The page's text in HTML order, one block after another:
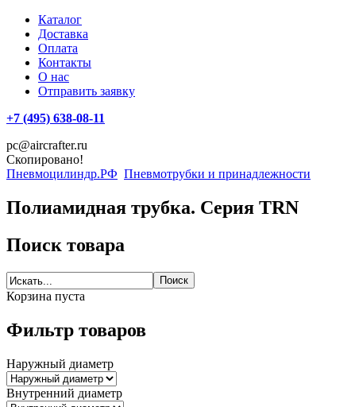
Каталог
Доставка
Оплата
Контакты
О нас
Отправить заявку
+7 (495) 638-08-11
pc@aircrafter.ru
Скопировано!
Пневмоцилиндр.РФ Пневмотрубки и принадлежности
Полиамидная трубка. Серия TRN
Поиск товара
Корзина пуста
Фильтр товаров
Наружный диаметр
Внутренний диаметр